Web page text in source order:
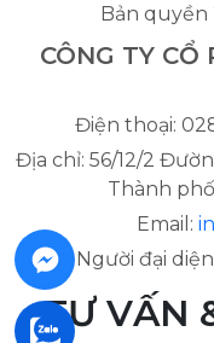
Bản quyền
CÔNG TY
Điện thoại: 028
Địa chỉ: 56/12/2
Thành
Email:
Người đại
TƯ VẤN